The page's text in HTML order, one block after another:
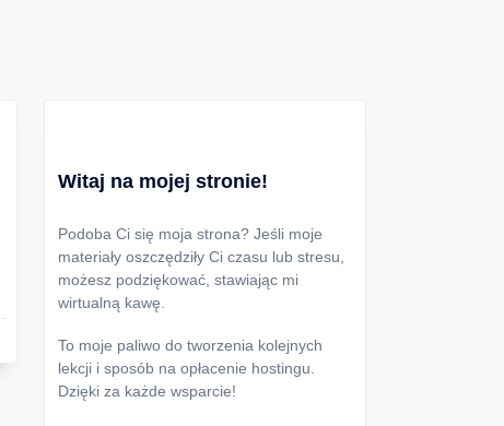
Witaj na mojej stronie!
Podoba Ci się moja strona? Jeśli moje
materiały oszczędziły Ci czasu lub stresu,
możesz podziękować, stawiając mi
wirtualną kawę.
To moje paliwo do tworzenia kolejnych
lekcji i sposób na opłacenie hostingu.
Dzięki za każde wsparcie!